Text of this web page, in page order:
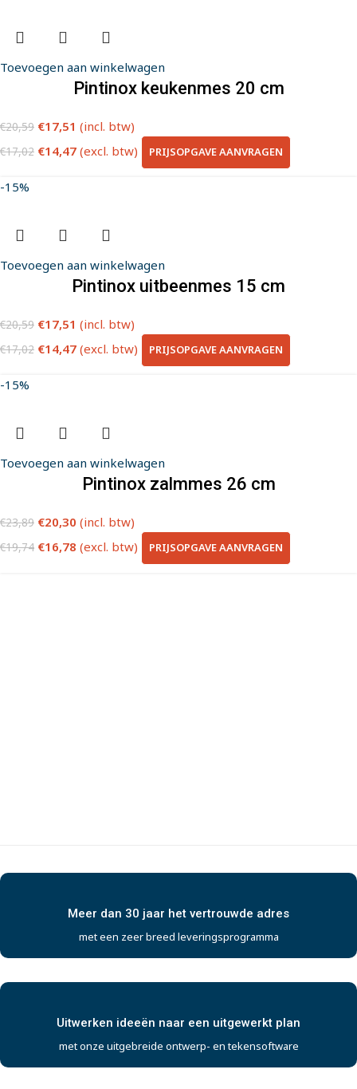
Toevoegen aan winkelwagen
Pintinox keukenmes 20 cm
€20,59 €17,51 (incl. btw)
€17,02 €14,47 (excl. btw) PRIJSOPGAVE AANVRAGEN
-15%
Toevoegen aan winkelwagen
Pintinox uitbeenmes 15 cm
€20,59 €17,51 (incl. btw)
€17,02 €14,47 (excl. btw) PRIJSOPGAVE AANVRAGEN
-15%
Toevoegen aan winkelwagen
Pintinox zalmmes 26 cm
€23,89 €20,30 (incl. btw)
€19,74 €16,78 (excl. btw) PRIJSOPGAVE AANVRAGEN
Meer dan 30 jaar het vertrouwde adres
met een zeer breed leveringsprogramma
Uitwerken ideeën naar een uitgewerkt plan
met onze uitgebreide ontwerp- en tekensoftware